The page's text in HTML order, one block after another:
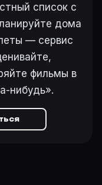
список с
дома
— сервис
фильмы в
нибудь».